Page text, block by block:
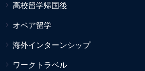
高校留学帰国後
オペア留学
海外インターンシップ
ワークトラベル